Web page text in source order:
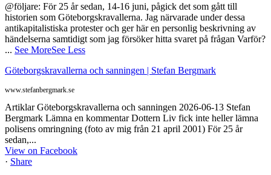
@följare: För 25 år sedan, 14-16 juni, pågick det som gått till
historien som Göteborgskravallerna. Jag närvarade under dessa
antikapitalistiska protester och ger här en personlig beskrivning av
händelserna samtidigt som jag försöker hitta svaret på frågan Varför?
... See MoreSee Less
Göteborgskravallerna och sanningen | Stefan Bergmark
www.stefanbergmark.se
Artiklar Göteborgskravallerna och sanningen 2026-06-13 Stefan
Bergmark Lämna en kommentar Dottern Liv fick inte heller lämna
polisens omringning (foto av mig från 21 april 2001) För 25 år
sedan,...
View on Facebook
· Share